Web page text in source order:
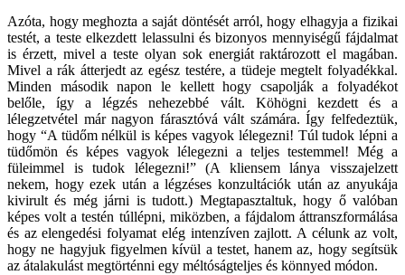
Azóta, hogy meghozta a saját döntését arról, hogy elhagyja a fizikai
testét, a teste elkezdett lelassulni és bizonyos mennyiségű fájdalmat
is érzett, mivel a teste olyan sok energiát raktározott el magában.
Mivel a rák átterjedt az egész testére, a tüdeje megtelt folyadékkal.
Minden második napon le kellett hogy csapolják a folyadékot
belőle, így a légzés nehezebbé vált. Köhögni kezdett és a
lélegzetvétel már nagyon fárasztóvá vált számára. Így felfedeztük,
hogy “A tüdőm nélkül is képes vagyok lélegezni! Túl tudok lépni a
tüdőmön és képes vagyok lélegezni a teljes testemmel! Még a
füleimmel is tudok lélegezni!” (A kliensem lánya visszajelzett
nekem, hogy ezek után a légzéses konzultációk után az anyukája
kivirult és még járni is tudott.) Megtapasztaltuk, hogy ő valóban
képes volt a testén túllépni, miközben, a fájdalom áttranszformálása
és az elengedési folyamat elég intenzíven zajlott. A célunk az volt,
hogy ne hagyjuk figyelmen kívül a testet, hanem az, hogy segítsük
az átalakulást megtörténni egy méltóságteljes és könnyed módon.